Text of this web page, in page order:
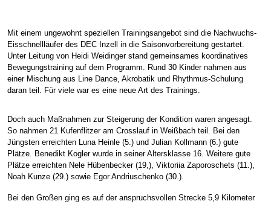
Mit einem ungewohnt speziellen Trainingsangebot sind die Nachwuchs-
Eisschnellläufer des DEC Inzell in die Saisonvorbereitung gestartet.
Unter Leitung von Heidi Weidinger stand gemeinsames koordinatives
Bewegungstraining auf dem Programm. Rund 30 Kinder nahmen aus
einer Mischung aus Line Dance, Akrobatik und Rhythmus-Schulung
daran teil. Für viele war es eine neue Art des Trainings.
Doch auch Maßnahmen zur Steigerung der Kondition waren angesagt.
So nahmen 21 Kufenflitzer am Crosslauf in Weißbach teil. Bei den
Jüngsten erreichten Luna Heinle (5.) und Julian Kollmann (6.) gute
Plätze. Benedikt Kogler wurde in seiner Altersklasse 16. Weitere gute
Plätze erreichten Nele Hübenbecker (19,), Viktoriia Zaporoschets (11.),
Noah Kunze (29.) sowie Egor Andriuschenko (30.).
Bei den Großen ging es auf der anspruchsvollen Strecke 5,9 Kilometer